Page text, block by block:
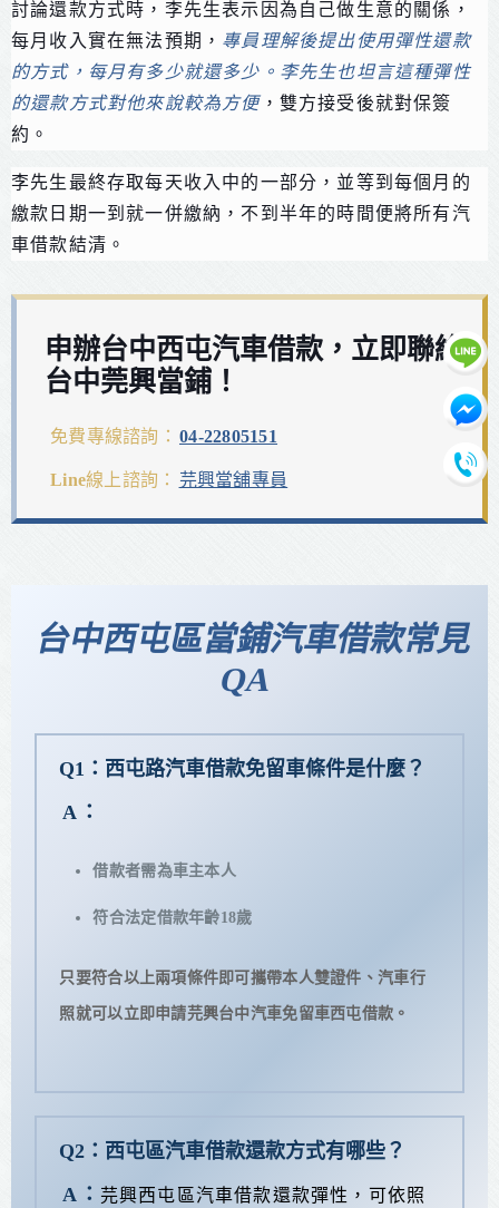
討論還款方式時，李先生表示因為自己做生意的關係，
每月收入實在無法預期， 專員理解後提出使用彈性還款
的方式，每月有多少就還多少。李先生也坦言這種彈性
的還款方式對他來說較為方便，雙方接受後就對保簽
約。
李先生最終存取每天收入中的一部分，並等到每個月的
繳款日期一到就一併繳納，不到半年的時間便將所有汽
車借款結清。
申辦台中西屯汽車借款，立即聯絡
台中莞興當鋪！
免費專線諮詢： 04-22805151
Line線上諮詢： 芫興當舖專員
台中西屯區當鋪汽車借款常見
QA
Q1：西屯路汽車借款免留車條件是什麼？
A：
借款者需為車主本人
符合法定借款年齡18歲
只要符合以上兩項條件即可攜帶本人雙證件、汽車行
照就可以立即申請芫興台中汽車免留車西屯借款。
Q2：西屯區汽車借款還款方式有哪些？
A： 芫興西屯區汽車借款還款彈性，可依照